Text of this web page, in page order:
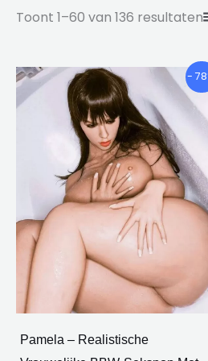
Toont 1–60 van 136 resultaten
-
Pamela – Realistische
€795.87
door
€1,008.04
Dit
product
heeft
meerdere
varianten.
De
opties
kunnen
worden
gekozen
op
de